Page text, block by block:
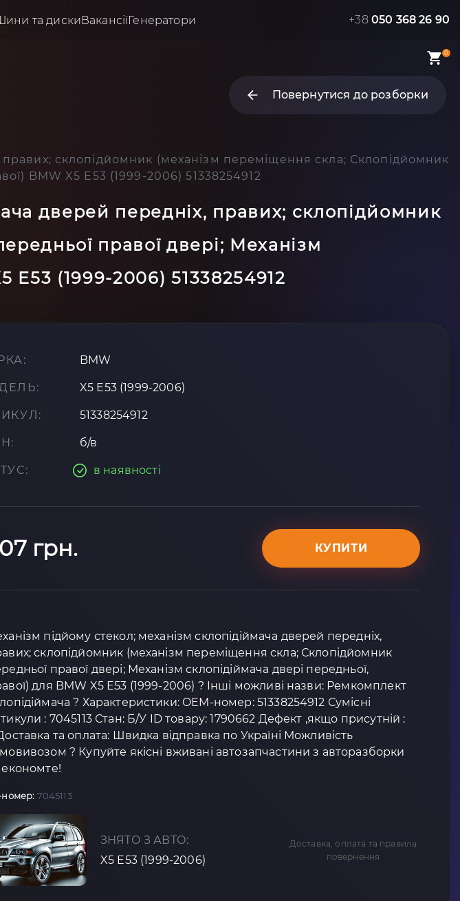
та дискиВакансіїГенератори +38 050 368 26 90
0
Повернутися до розборки
склопідйомник (механізм переміщення скла; Склопідйомник
BMW X5 E53 (1999-2006) 51338254912
дверей передніх, правих; склопідйомник
правої двері; Механізм
E53 (1999-2006) 51338254912
BMW
X5 E53 (1999-2006)
51338254912
б/в
в наявності
грн. КУПИТИ
підйому стекол; механізм склопідіймача дверей передніх,
склопідйомник (механізм переміщення скла; Склопідйомник
правої двері; Механізм склопідіймача двері передньої,
для BMW X5 E53 (1999-2006) ? Інші можливі назви: Ремкомплект
? Характеристики: OEM-номер: 51338254912 Сумісні
: 7045113 Стан: Б/У ID товару: 1790662 Дефект ,якщо присутній :
та оплата: Швидка відправка по Україні Можливість
? Купуйте якісні вживані автозапчастини з авторазборки
економте!
номер: 7045113
ЗНЯТО З АВТО:
X5 E53 (1999-2006)
Доставка, оплата та правила
повернення